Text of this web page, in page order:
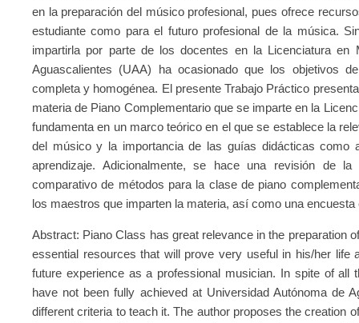
en la preparación del músico profesional, pues ofrece
estudiante como para el futuro profesional de la música.
impartirla por parte de los docentes en la Licenciatura en
Aguascalientes (UAA) ha ocasionado que los objetivos
completa y homogénea. El presente Trabajo Práctico
materia de Piano Complementario que se imparte en la
fundamenta en un marco teórico en el que se establece la
del músico y la importancia de las guías didácticas como
aprendizaje. Adicionalmente, se hace una revisión de
comparativo de métodos para la clase de piano
los maestros que imparten la materia, así como una
Abstract: Piano Class has great relevance in the preparation
essential resources that will prove very useful in his/her
future experience as a professional musician. In spite of all
have not been fully achieved at Universidad Autónoma de
different criteria to teach it. The author proposes the creation